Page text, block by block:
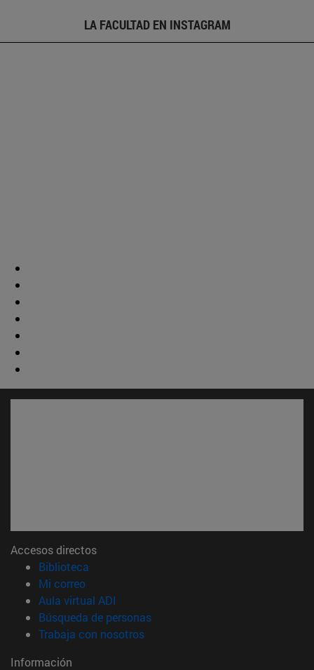
LA FACULTAD EN INSTAGRAM
Accesos directos
Biblioteca
Mi correo(abre en nueva ventana)
Aula virtual ADI
Búsqueda de personas(abre en nueva ventana)
Trabaja con nosotros(abre en nueva ventana)
Información